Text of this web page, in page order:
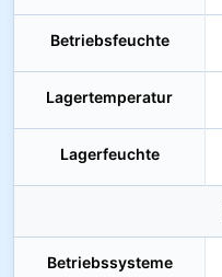
Betriebsfeuchte
Lagertemperatur
Lagerfeuchte
Betriebssysteme